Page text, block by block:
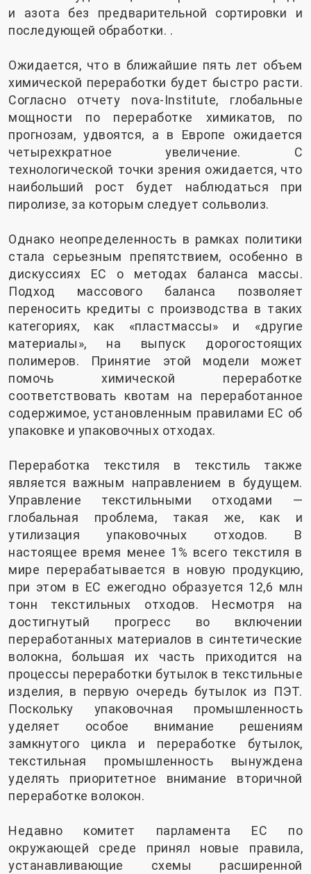
и азота без предварительной сортировки и
последующей обработки. .
Ожидается, что в ближайшие пять лет объем
химической переработки будет быстро расти.
Согласно отчету nova-Institute, глобальные
мощности по переработке химикатов, по
прогнозам, удвоятся, а в Европе ожидается
четырехкратное увеличение. С
технологической точки зрения ожидается, что
наибольший рост будет наблюдаться при
пиролизе, за которым следует сольволиз.
Однако неопределенность в рамках политики
стала серьезным препятствием, особенно в
дискуссиях ЕС о методах баланса массы.
Подход массового баланса позволяет
переносить кредиты с производства в таких
категориях, как «пластмассы» и «другие
материалы», на выпуск дорогостоящих
полимеров. Принятие этой модели может
помочь химической переработке
соответствовать квотам на переработанное
содержимое, установленным правилами ЕС об
упаковке и упаковочных отходах.
Переработка текстиля в текстиль также
является важным направлением в будущем.
Управление текстильными отходами —
глобальная проблема, такая же, как и
утилизация упаковочных отходов. В
настоящее время менее 1% всего текстиля в
мире перерабатывается в новую продукцию,
при этом в ЕС ежегодно образуется 12,6 млн
тонн текстильных отходов. Несмотря на
достигнутый прогресс во включении
переработанных материалов в синтетические
волокна, большая их часть приходится на
процессы переработки бутылок в текстильные
изделия, в первую очередь бутылок из ПЭТ.
Поскольку упаковочная промышленность
уделяет особое внимание решениям
замкнутого цикла и переработке бутылок,
текстильная промышленность вынуждена
уделять приоритетное внимание вторичной
переработке волокон.
Недавно комитет парламента ЕС по
окружающей среде принял новые правила,
устанавливающие схемы расширенной